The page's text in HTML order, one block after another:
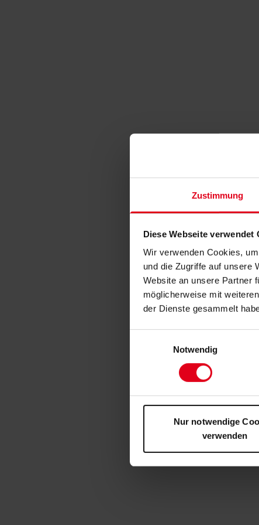
Zustimmung
Diese Webseite verwendet
Wir verwenden Cookies,
und die Zugriffe auf unsere
Website an unsere Partner
möglicherweise mit
der Dienste gesammelt
Notwendig
Nur notwendige
verwenden